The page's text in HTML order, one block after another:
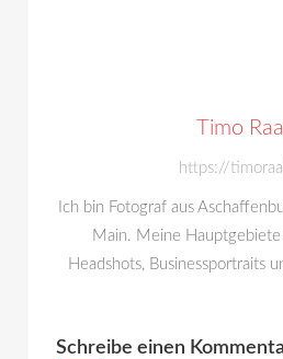
Timo
https://
Ich bin Fotograf aus
Main. Meine
Headshots, Businessportraits
Schreibe einen